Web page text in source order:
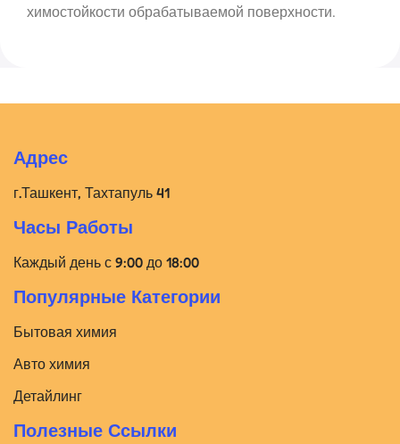
химостойкости обрабатываемой поверхности.
Адрес
г.Ташкент, Тахтапуль 41
Часы Работы
Каждый день с 9:00 до 18:00
Популярные Категории
Бытовая химия
Авто химия
Детайлинг
Полезные Ссылки